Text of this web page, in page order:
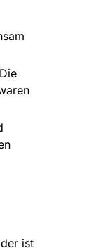
ist